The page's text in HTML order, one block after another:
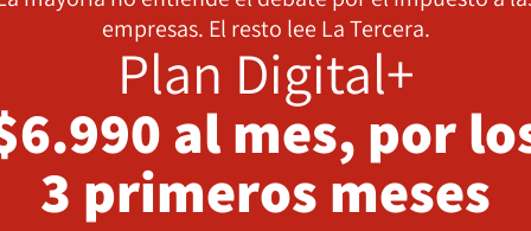
empresas. El resto lee La Tercera.
Plan Digital+
al mes, por
3 primeros meses